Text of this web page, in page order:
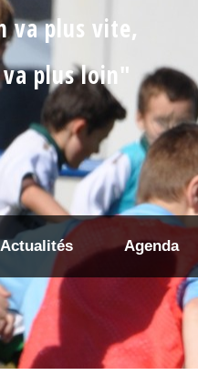
va plus vite,
plus loin"
Actualités Agenda